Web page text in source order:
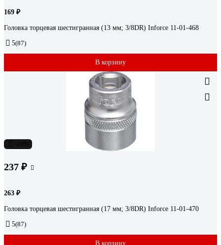
169 ₽
Головка торцевая шестигранная (13 мм; 3/8DR) Inforce 11-01-468
5(87)
В корзину
237 ₽
263 ₽
Головка торцевая шестигранная (17 мм; 3/8DR) Inforce 11-01-470
5(87)
В корзину